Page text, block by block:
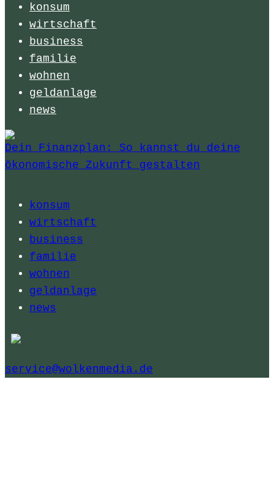
konsum
wirtschaft
business
familie
wohnen
geldanlage
news
Dein Finanzplan: So kannst du deine
ökonomische Zukunft gestalten
konsum
wirtschaft
business
familie
wohnen
geldanlage
news
service@wolkenmedia.de